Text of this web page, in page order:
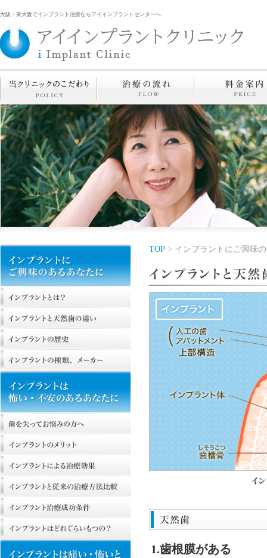
大阪・東大阪でインプラント治療ならアイインプラントセンターへ
TOP > インプラントにご興味
1.歯根膜がある